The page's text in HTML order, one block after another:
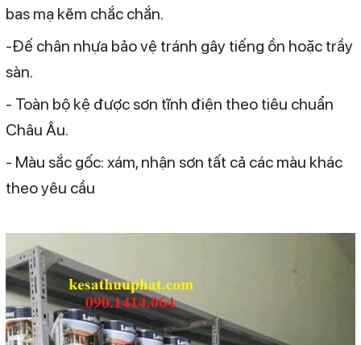
bas mạ kẽm chắc chắn.
-Đế chân nhựa bảo vệ tránh gây tiếng ồn hoặc trầy
sàn.
- Toàn bộ kệ được sơn tĩnh điện theo tiêu chuẩn
Châu Âu.
- Màu sắc gốc: xám, nhận sơn tất cả các màu khác
theo yêu cầu